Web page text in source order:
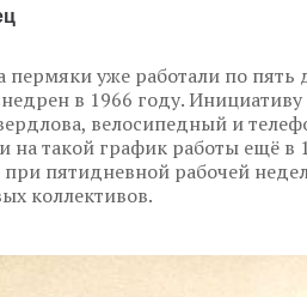
пермяки уже работали по
в 1966 году.
велосипедный и
на такой график работы ещё в
пятидневной рабочей
коллективов.